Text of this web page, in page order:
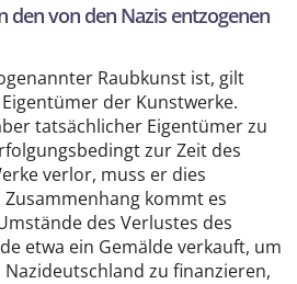
den von den Nazis entzogenen
Raubkunst ist, gilt
der Kunstwerke.
tatsächlicher Eigentümer zu
zur Zeit des
verlor, muss er dies
Zusammenhang kommt es
des Verlustes des
etwa ein Gemälde verkauft, um
zu finanzieren,